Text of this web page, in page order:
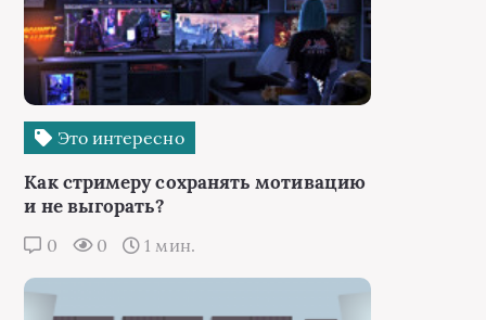
Это интересно
Как стримеру сохранять мотивацию
и не выгорать?
0 0 1 мин.